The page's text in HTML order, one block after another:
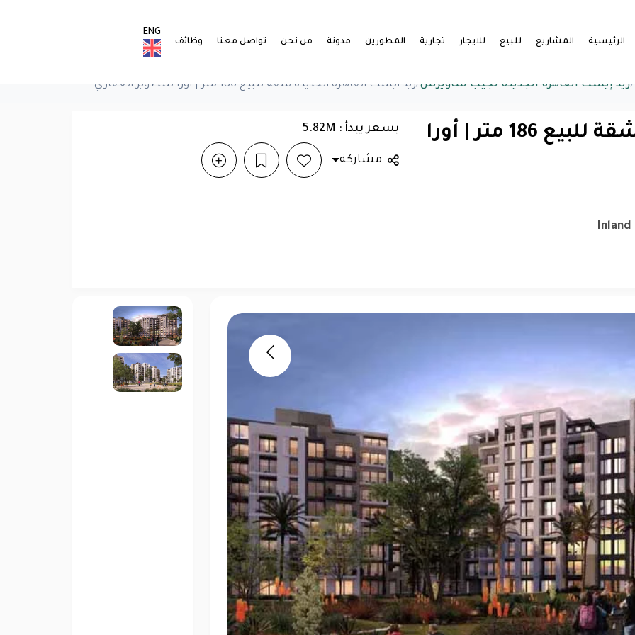
الرئيسية المشاريع للبيع للايجار تجارية المطورين مدونة من نحن تواصل معنا وظائف
ENG
/زيد إيست القاهرة الجديدة نجيب ساويرس/زيد ايست القاهرة الجديدة شقة للبيع 186 متر | أورا للتطوير العقاري
زيد ايست القاهرة الجديدة شقة للبيع 186 متر | أورا
Inland
بسعر يبدأ : 5.82M
مشاركة
Previous